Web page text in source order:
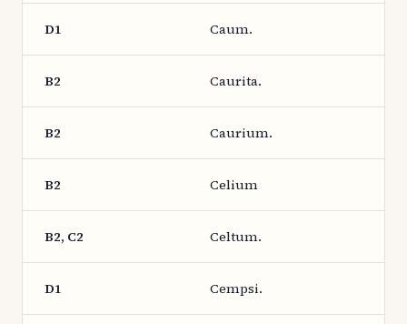
D1 Caum.
B2 Caurita.
B2 Caurium.
B2 Celium
B2, C2 Celtum.
D1 Cempsi.